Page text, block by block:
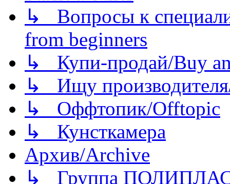
↳ Вопросы к
from beginners
↳ Купи-продай/Buy
↳ Ищу
↳ Оффтопик/Offtopic
↳ Кунсткамера
Архив/Archive
↳ Группа